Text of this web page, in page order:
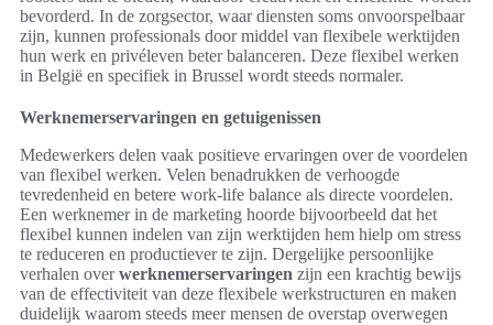
bevorderd. In de zorgsector, waar diensten soms onvoorspelbaar
zijn, kunnen professionals door middel van flexibele werktijden
hun werk en privéleven beter balanceren. Deze flexibel werken
in België en specifiek in Brussel wordt steeds normaler.
Werknemerservaringen en getuigenissen
Medewerkers delen vaak positieve ervaringen over de voordelen
van flexibel werken. Velen benadrukken de verhoogde
tevredenheid en betere work-life balance als directe voordelen.
Een werknemer in de marketing hoorde bijvoorbeeld dat het
flexibel kunnen indelen van zijn werktijden hem hielp om stress
te reduceren en productiever te zijn. Dergelijke persoonlijke
verhalen overwerknemerservaringen zijn een krachtig bewijs
van de effectiviteit van deze flexibele werkstructuren en maken
duidelijk waarom steeds meer mensen de overstap overwegen